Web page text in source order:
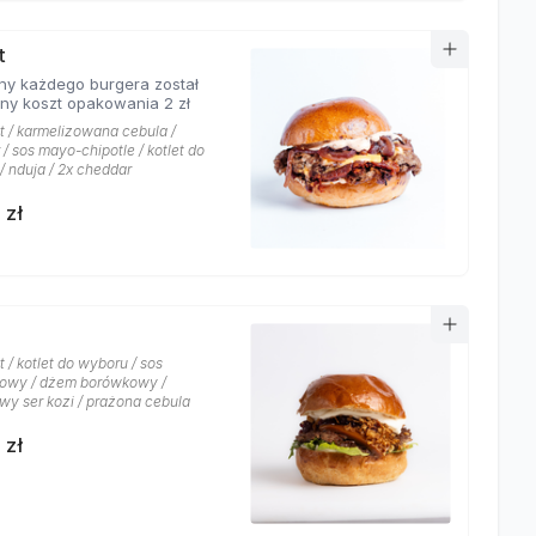
każdego burgera został
koszt opakowania 2 zł
/ karmelizowana cebula /
/ sos mayo-chipotle / kotlet do
nduja / 2x cheddar
/ kotlet do wyboru / sos
/ dżem borówkowy /
ser kozi / prażona cebula